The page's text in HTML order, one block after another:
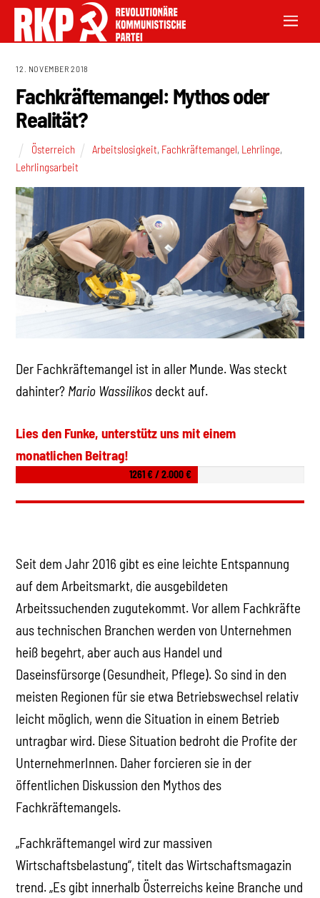
12. NOVEMBER 2018
Fachkräftemangel: Mythos oder
Realität?
Österreich Arbeitslosigkeit, Fachkräftemangel, Lehrlinge,
Lehrlingsarbeit
Der Fachkräftemangel ist in aller Munde. Was steckt
dahinter? Mario Wassilikos deckt auf.
Lies den Funke, unterstütz uns mit einem
monatlichen Beitrag!
1261 € / 2.000 €
Seit dem Jahr 2016 gibt es eine leichte Entspannung
auf dem Arbeitsmarkt, die ausgebildeten
Arbeitssuchenden zugutekommt. Vor allem Fachkräfte
aus technischen Branchen werden von Unternehmen
heiß begehrt, aber auch aus Handel und
Daseinsfürsorge (Gesundheit, Pflege). So sind in den
meisten Regionen für sie etwa Betriebswechsel relativ
leicht möglich, wenn die Situation in einem Betrieb
untragbar wird. Diese Situation bedroht die Profite der
UnternehmerInnen. Daher forcieren sie in der
öffentlichen Diskussion den Mythos des
Fachkräftemangels.
„Fachkräftemangel wird zur massiven
Wirtschaftsbelastung“, titelt das Wirtschaftsmagazin
trend. „Es gibt innerhalb Österreichs keine Branche und